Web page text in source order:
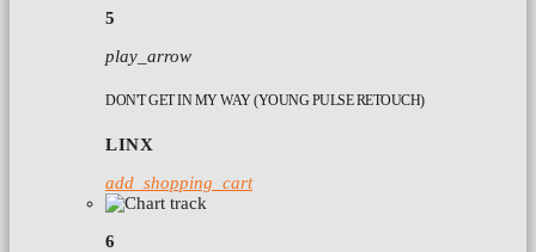
5
play_arrow
DON'T GET IN MY WAY (YOUNG PULSE RETOUCH)
LINX
add_shopping_cart
6